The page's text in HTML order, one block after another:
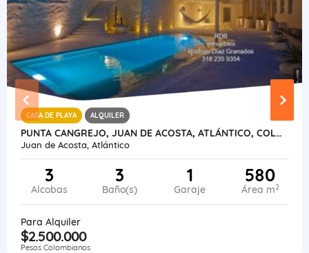
CASA DE PLAYA ALQUILER
PUNTA CANGREJO, JUAN DE ACOSTA, ATLÁNTICO, COLOMBIA, CASA LUXURY
Juan de Acosta, Atlántico
3
Alcobas
3
Baño(s)
1
Garaje
580
Área m2
Para Alquiler
$2.500.000
Pesos Colombianos